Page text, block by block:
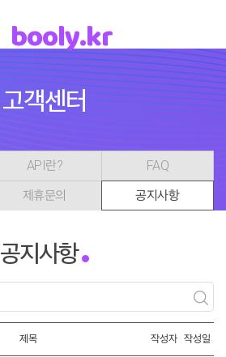
booly.kr
고객센터
API란?
FAQ
제휴문의 공지사항
공지사항
제목 작성자 작성일